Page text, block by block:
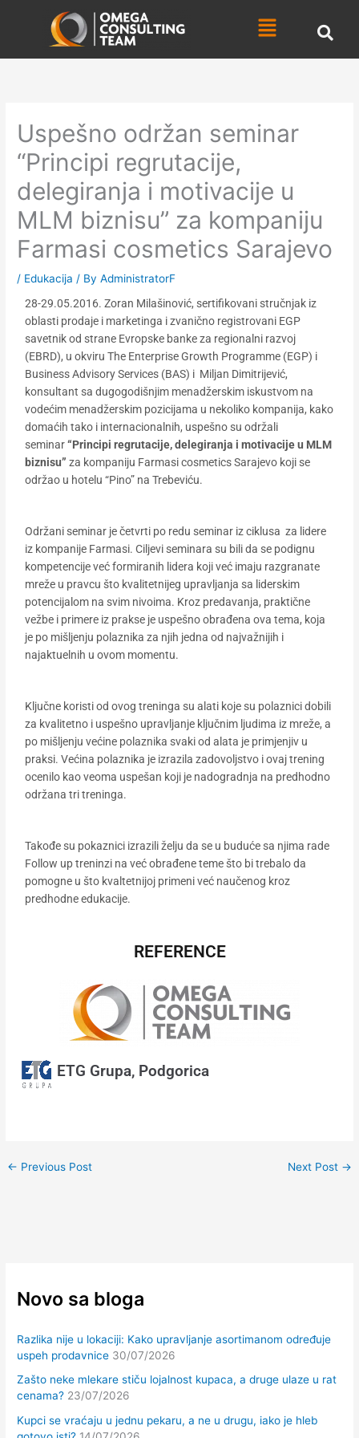
Menu
Uspešno održan seminar
“Principi regrutacije,
delegiranja i motivacije u
MLM biznisu” za kompaniju
Farmasi cosmetics Sarajevo
/ Edukacija / ByAdministratorF
28-29.05.2016. Zoran Milašinović, sertifikovani stručnjak iz
oblasti prodaje i marketinga i zvanično registrovani EGP
savetnik od strane Evropske banke za regionalni razvoj
(EBRD), u okviru The Enterprise Growth Programme (EGP) i
Business Advisory Services (BAS) i Miljan Dimitrijević,
konsultant sa dugogodišnjim menadžerskim iskustvom na
vodećim menadžerskim pozicijama u nekoliko kompanija, kako
domaćih tako i internacionalnih, uspešno su održali
seminar“Principi regrutacije, delegiranja i motivacije u MLM
biznisu” za kompaniju Farmasi cosmetics Sarajevo koji se
održao u hotelu “Pino” na Trebeviću.
Održani seminar je četvrti po redu seminar iz ciklusa za lidere
iz kompanije Farmasi. Ciljevi seminara su bili da se podignu
kompetencije već formiranih lidera koji već imaju razgranate
mreže u pravcu što kvalitetnijeg upravljanja sa liderskim
potencijalom na svim nivoima. Kroz predavanja, praktične
vežbe i primere iz prakse je uspešno obrađena ova tema, koja
je po mišljenju polaznika za njih jedna od najvažnijih i
najaktuelnih u ovom momentu.
Ključne koristi od ovog treninga su alati koje su polaznici dobili
za kvalitetno i uspešno upravljanje ključnim ljudima iz mreže, a
po mišljenju većine polaznika svaki od alata je primjenjiv u
praksi. Većina polaznika je izrazila zadovoljstvo i ovaj trening
ocenilo kao veoma uspešan koji je nadogradnja na predhodno
održana tri treninga.
Takođe su pokaznici izrazili želju da se u buduće sa njima rade
Follow up treninzi na već obrađene teme što bi trebalo da
pomogne u što kvaltetnijoj primeni već naučenog kroz
predhodne edukacije.
REFERENCE
ETG Grupa, Podgorica
← Previous Post Next Post →
Novo sa bloga
Razlika nije u lokaciji: Kako upravljanje asortimanom određuje
uspeh prodavnice 30/07/2026
Zašto neke mlekare stiču lojalnost kupaca, a druge ulaze u rat
cenama? 23/07/2026
Kupci se vraćaju u jednu pekaru, a ne u drugu, iako je hleb